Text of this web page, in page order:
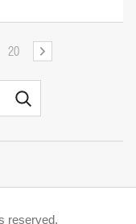
20
reserved.